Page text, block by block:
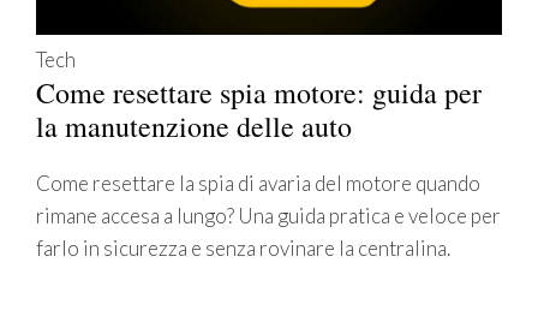
Tech
Come resettare spia motore: guida per
la manutenzione delle auto
Come resettare la spia di avaria del motore quando
rimane accesa a lungo? Una guida pratica e veloce per
farlo in sicurezza e senza rovinare la centralina.